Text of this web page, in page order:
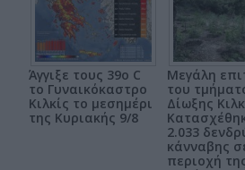
Άγγιξε τους 39ο C
το Γυναικόκαστρο
Κιλκίς το μεσημέρι
της Κυριακής 9/8
Μεγάλη
του
Δίωξης
2.033
κάνναβης
περιοχή